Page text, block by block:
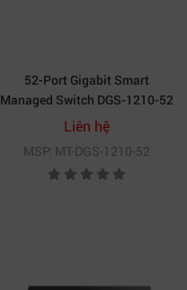
52-Port Gigabit Smart
Managed Switch DGS-1210-52
Liên hệ
MSP: MT-DGS-1210-52